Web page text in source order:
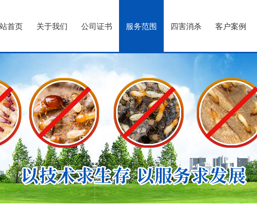
首页 关于我们 公司证书 服务范围 四害消杀 客户案例